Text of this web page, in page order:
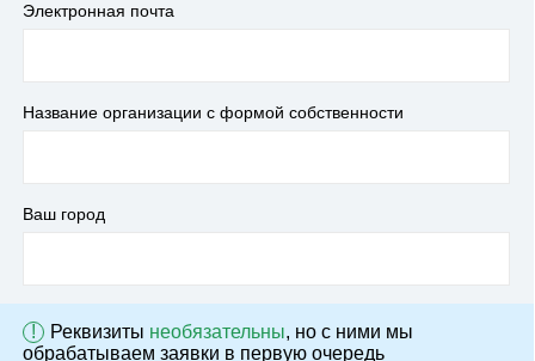
Электронная почта
Название организации с формой собственности
Ваш город
! Реквизиты необязательны, но с ними мы
обрабатываем заявки в первую очередь